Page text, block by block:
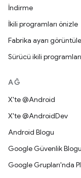
İndirme
İkili programları önizle
Fabrika ayarı
Sürücü ikili programları
AĞ
X'te @Android
X'te @AndroidDev
Android Blogu
Google Güvenlik Blogu
Google Grupları'nda